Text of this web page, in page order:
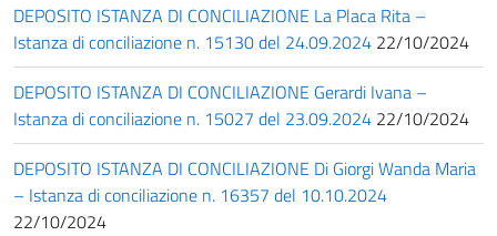
DEPOSITO ISTANZA DI CONCILIAZIONE La Placa Rita –
Istanza di conciliazione n. 15130 del 24.09.2024 22/10/2024
DEPOSITO ISTANZA DI CONCILIAZIONE Gerardi Ivana –
Istanza di conciliazione n. 15027 del 23.09.2024 22/10/2024
DEPOSITO ISTANZA DI CONCILIAZIONE Di Giorgi Wanda Maria
– Istanza di conciliazione n. 16357 del 10.10.2024
22/10/2024